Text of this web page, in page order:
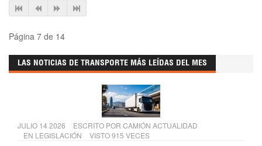
Página 7 de 14
LAS NOTICIAS DE TRANSPORTE MÁS LEÍDAS DEL MES
JULIO 14 2026 ESCRITO POR CAMIÓN ACTUALIDAD
EN LEGISLACIÓN VISTO 915 VECES